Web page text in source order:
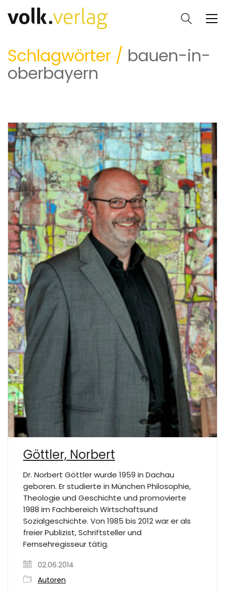
Schlagwörter / bauen-in-
oberbayern
Göttler, Norbert
Dr. Norbert Göttler wurde 1959 in Dachau
geboren. Er studierte in München Philosophie,
Theologie und Geschichte und promovierte
1988 im Fachbereich Wirtschaftsund
Sozialgeschichte. Von 1985 bis 2012 war er als
freier Publizist, Schriftsteller und
Fernsehregisseur tätig.
02.06.2014
Autoren